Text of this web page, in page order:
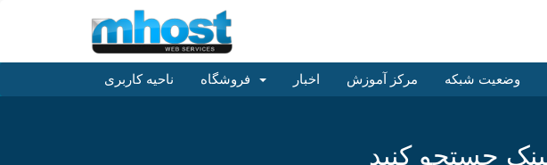
ناحیه کاربری اخبار مرکز آموزش وضعیت شبکه